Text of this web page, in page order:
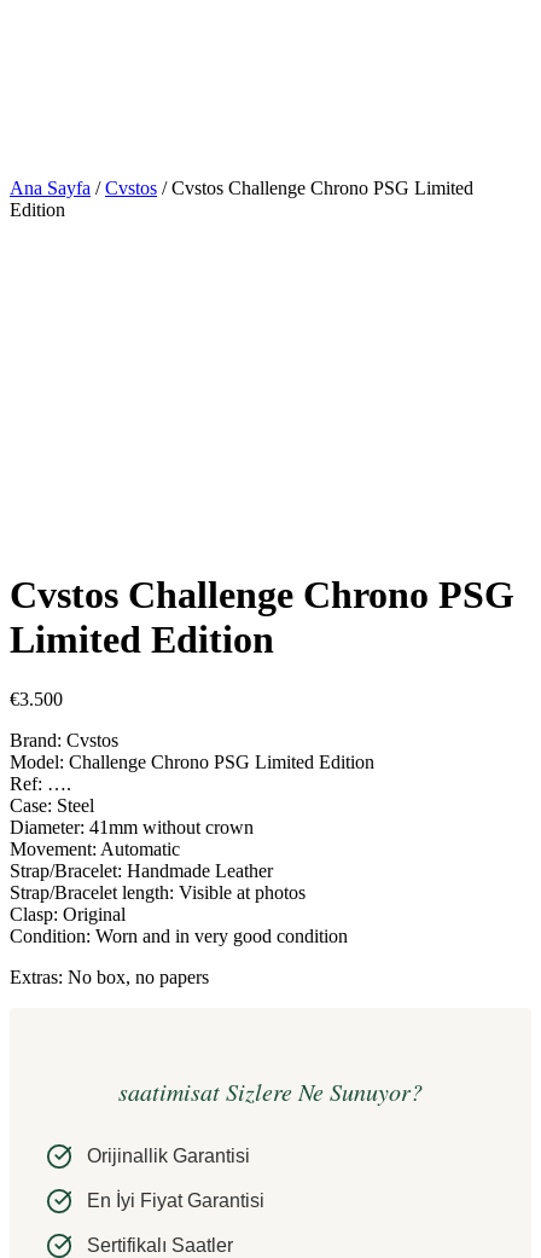
Ana Sayfa /Cvstos / Cvstos Challenge Chrono PSG Limited
Edition
Cvstos Challenge Chrono PSG
Limited Edition
€3.500
Brand: Cvstos
Model: Challenge Chrono PSG Limited Edition
Ref: ….
Case: Steel
Diameter: 41mm without crown
Movement: Automatic
Strap/Bracelet: Handmade Leather
Strap/Bracelet length: Visible at photos
Clasp: Original
Condition: Worn and in very good condition
Extras: No box, no papers
saatimisat Sizlere Ne Sunuyor?
Orijinallik Garantisi
En İyi Fiyat Garantisi
Sertifikalı Saatler